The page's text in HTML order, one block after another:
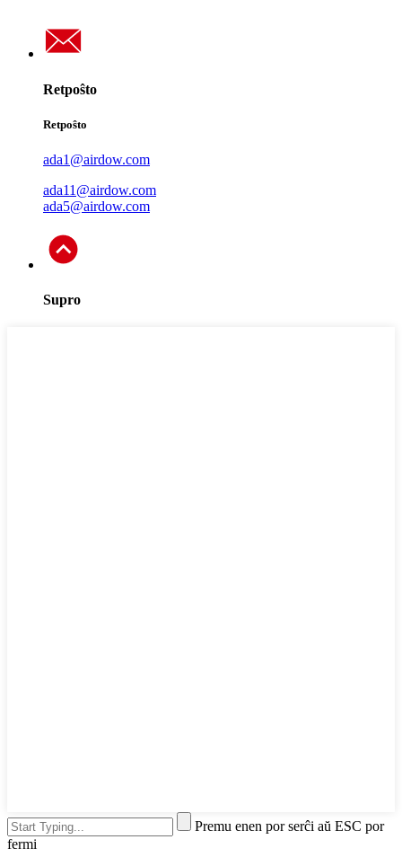
Retpoŝto
Retpoŝto
ada1@airdow.com
ada11@airdow.com
ada5@airdow.com
Supro
Premu enen por serĉi aŭ ESC por
fermi